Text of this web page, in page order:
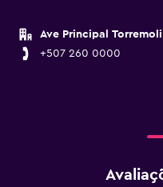
Ave Principal
+507 260 0000